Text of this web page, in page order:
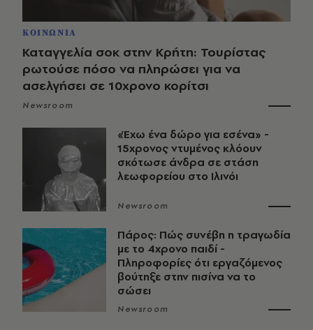
ΚΟΙΝΩΝΙΑ
Καταγγελία σοκ στην Κρήτη: Τουρίστας
ρωτούσε πόσο να πληρώσει για να
ασελγήσει σε 10χρονο κορίτσι
Newsroom
«Έχω ένα δώρο για εσένα» -
15χρονος ντυμένος κλόουν
σκότωσε άνδρα σε στάση
λεωφορείου στο Ιλινόι
Newsroom
Πάρος: Πώς συνέβη η τραγωδία
με το 4χρονο παιδί -
Πληροφορίες ότι εργαζόμενος
βούτηξε στην πισίνα να το
σώσει
Newsroom